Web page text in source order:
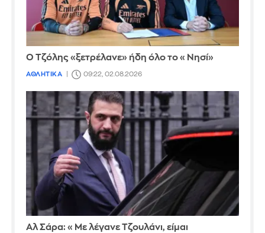
Ο Τζόλης «ξετρέλανε» ήδη όλο το «Νησί»
ΑΘΛΗΤΙΚΑ 09:22, 02.08.2026
Αλ Σάρα: «Με λέγανε Τζουλάνι, είμαι